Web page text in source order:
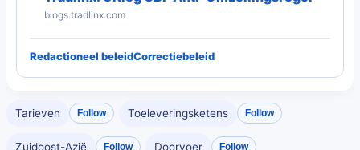
blogs.tradlinx.com
Redactioneel beleidCorrectiebeleid
Tarieven Follow Toeleveringsketens Follow
Zuidoost-Azië Follow Doorvoer Follow